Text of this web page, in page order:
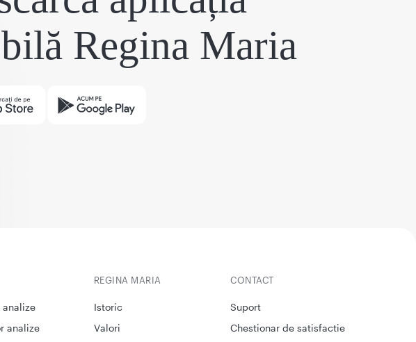
Regina Maria
analize
analize
CONTACT
Suport
Chestionar de satisfactie
REGINA MARIA
Istoric
Valori